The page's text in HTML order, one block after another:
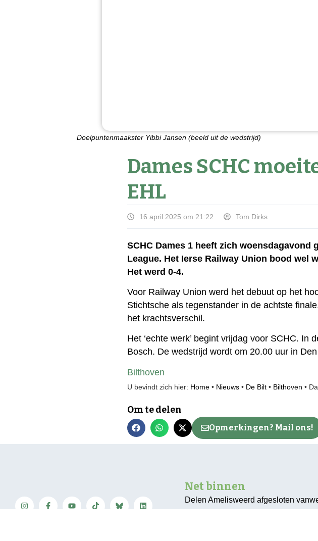
Doelpuntenmaakster Yibbi Jansen (beeld uit de wedstrijd)
Dames SCHC
EHL
16 april 2025 om 21:22 Tom Dirks
SCHC Dames 1 heeft zich
League. Het Ierse Railway Union bood wel
Het werd 0-4.
Voor Railway Union werd het debuut op het
Stichtsche als tegenstander in de achtste
het krachtsverschil.
Het ‘echte werk’ begint vrijdag voor SCHC.
Bosch. De wedstrijd wordt om 20.00 uur in
Bilthoven
U bevindt zich hier: Home• Nieuws• De Bilt• Bilthoven •
Om te delen
Opmerkingen? Mail ons!
Net binnen
Delen Amelisweerd afgesloten